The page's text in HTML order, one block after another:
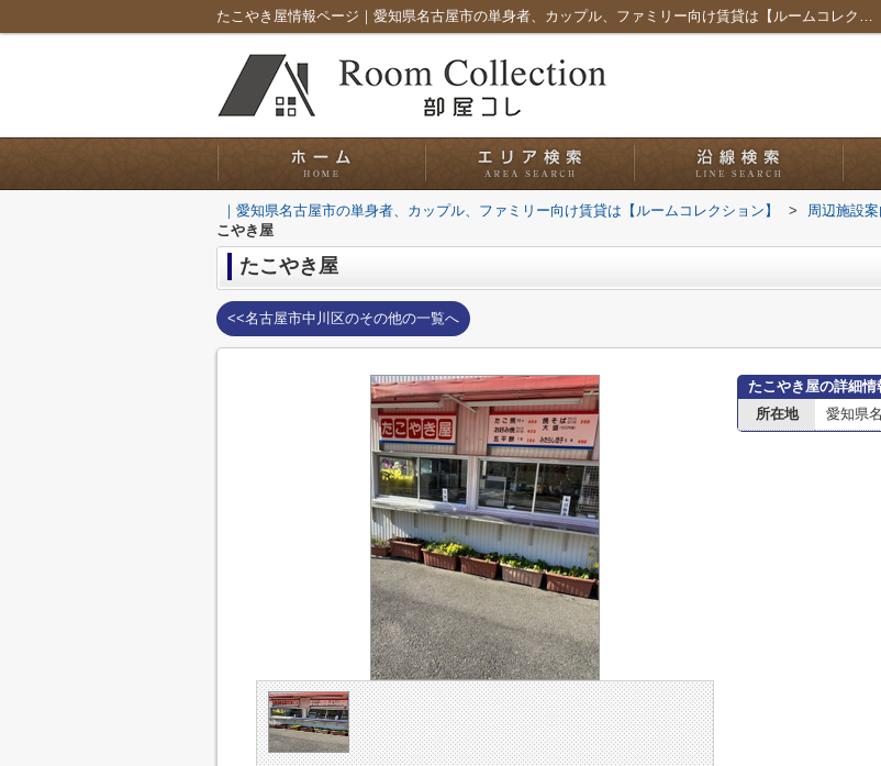
たこやき屋情報ページ｜愛知県名古屋市の単身者、カップル、ファミリー向け賃貸は【ルームコレクション】
｜愛知県名古屋市の単身者、カップル、ファミリー向け賃貸は【ルームコレクション】 > 周辺施設案
こやき屋
たこやき屋
<<名古屋市中川区のその他の一覧へ
たこやき屋の詳細情
所在地
愛知県